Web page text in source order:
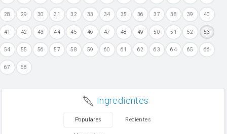
28 29 30 31 32 33 34 35 36 37 38 39 40
41 42 43 44 45 46 47 48 49 50 51 52 53
54 55 56 57 58 59 60 61 62 63 64 65 66
67 68
Ingredientes
Populares Recientes